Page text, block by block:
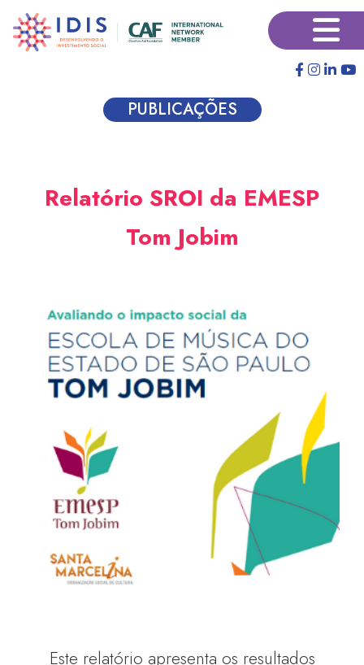
para
×
PUBLICAÇÕES
Relatório SROI da EMESP
Tom Jobim
Este relatório apresenta os resultados